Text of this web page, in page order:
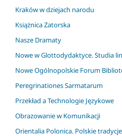
Kraków w dziejach narodu
Książnica Zatorska
Nasze Dramaty
Nowe w Glottodydaktyce. Studia
Nowe Ogólnopolskie Forum
Peregrinationes Sarmatarum
Przekład a Technologie Językowe
Obrazowanie w Komunikacji
Orientalia Polonica. Polskie